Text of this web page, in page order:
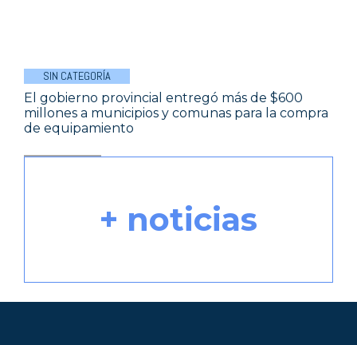
SIN CATEGORÍA
El gobierno provincial entregó más de $600
millones a municipios y comunas para la compra
de equipamiento
+ noticias